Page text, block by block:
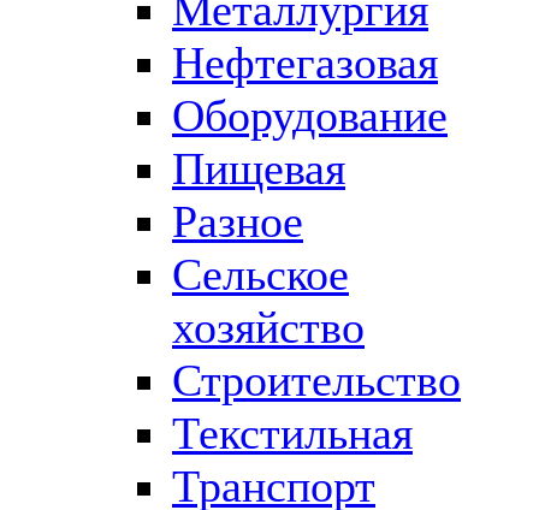
Нефтегазовая
Оборудование
Пищевая
Разное
Сельское
хозяйство
Строительство
Текстильная
Транспорт